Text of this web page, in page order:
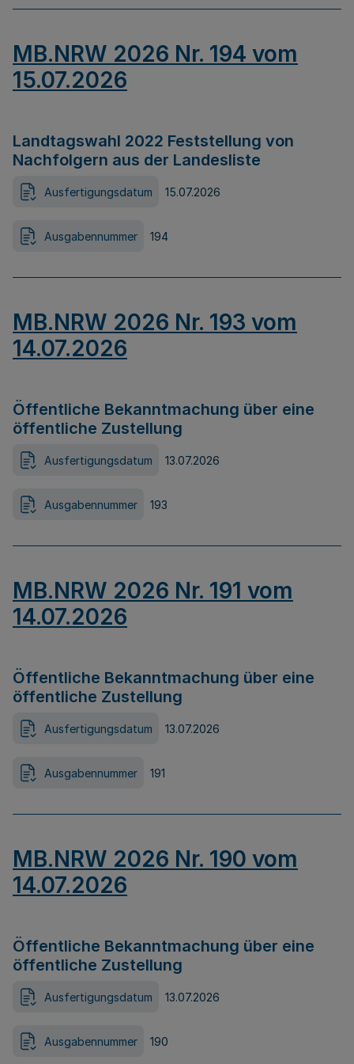
MB.NRW 2026 Nr. 194 vom
15.07.2026
Landtagswahl 2022 Feststellung von
Nachfolgern aus der Landesliste
Ausfertigungsdatum 15.07.2026
Ausgabennummer 194
MB.NRW 2026 Nr. 193 vom
14.07.2026
Öffentliche Bekanntmachung über eine
öffentliche Zustellung
Ausfertigungsdatum 13.07.2026
Ausgabennummer 193
MB.NRW 2026 Nr. 191 vom
14.07.2026
Öffentliche Bekanntmachung über eine
öffentliche Zustellung
Ausfertigungsdatum 13.07.2026
Ausgabennummer 191
MB.NRW 2026 Nr. 190 vom
14.07.2026
Öffentliche Bekanntmachung über eine
öffentliche Zustellung
Ausfertigungsdatum 13.07.2026
Ausgabennummer 190